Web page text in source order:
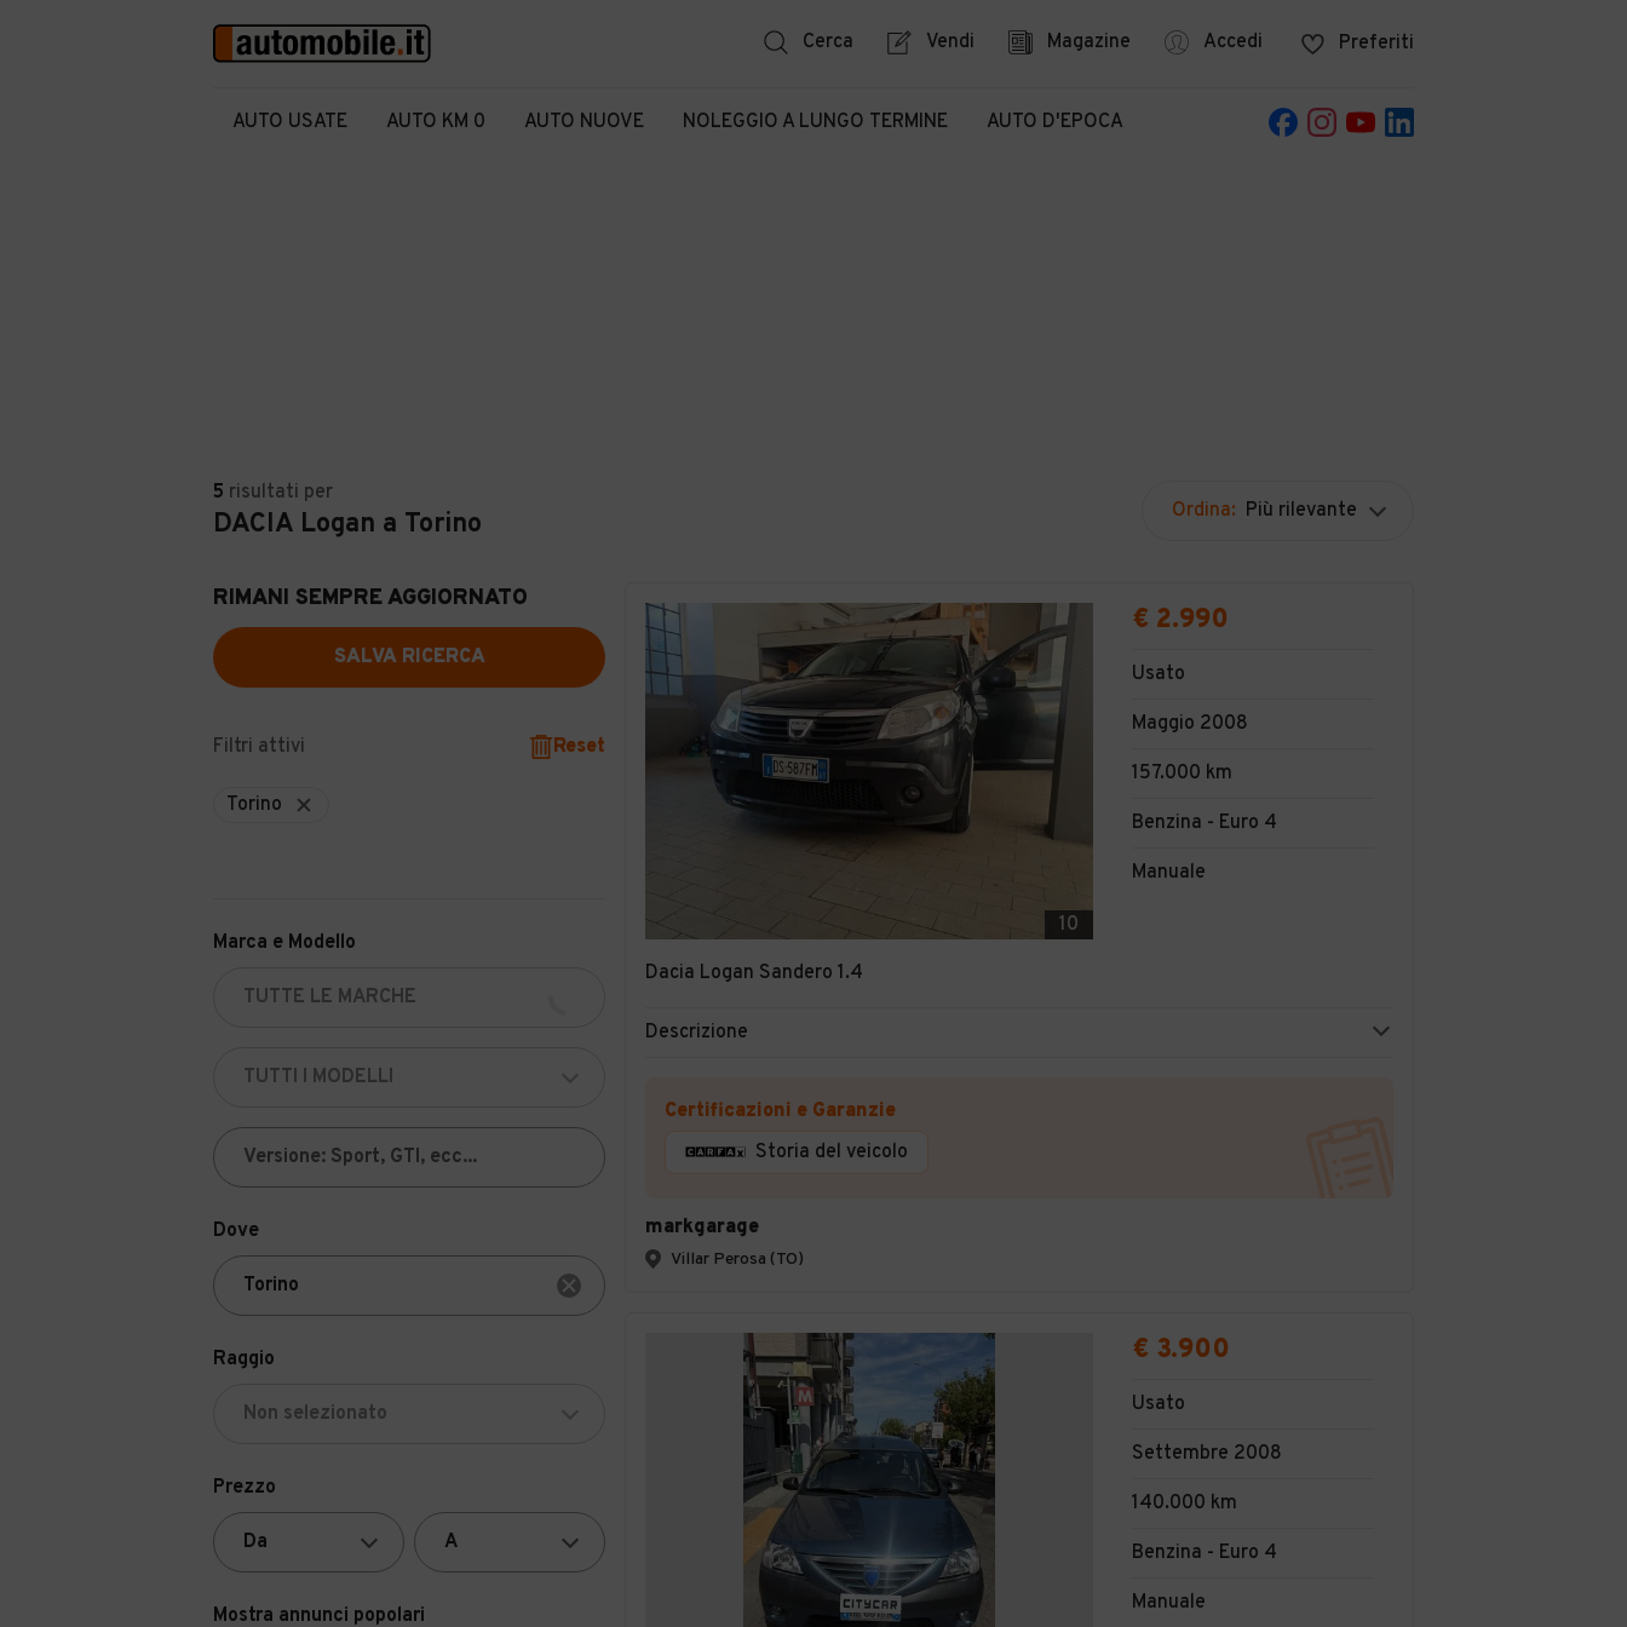
Cerca Vendi Magazine Accedi Preferiti
AUTO USATE AUTO KM 0 AUTO NUOVE NOLEGGIO A LUNGO TERMINE AUTO D'EPOCA
5 risultati per
DACIA Logan a Torino Ordina: Più rilevante
RIMANI SEMPRE AGGIORNATO
SALVA RICERCA
Filtri attivi Reset
Torino
Marca e Modello
Dove
Raggio
Prezzo
Mostra annunci popolari
10
Dacia Logan Sandero 1.4
€ 2.990
Usato
Maggio 2008
157.000 km
Benzina - Euro 4
Manuale
Descrizione
Certificazioni e Garanzie
Storia del veicolo
markgarage
Villar Perosa (TO)
€ 3.900
Usato
Settembre 2008
140.000 km
Benzina - Euro 4
Manuale